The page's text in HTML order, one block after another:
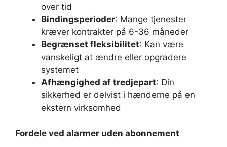
over tid
Bindingsperioder: Mange tjenester
kræver kontrakter på 6-36 måneder
Begrænset fleksibilitet: Kan være
vanskeligt at ændre eller opgradere
systemet
Afhængighed af tredjepart: Din
sikkerhed er delvist i hænderne på en
ekstern virksomhed
Fordele ved alarmer uden abonnement